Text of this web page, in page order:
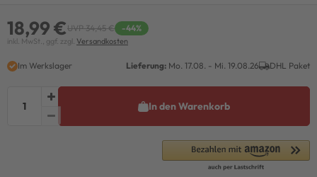
18,99 €UVP 34,45 € -44%
inkl. MwSt., ggf. zzgl. Versandkosten
Im Werkslager Lieferung: Mo. 17.08. - Mi. 19.08.26 DHL Paket
In den Warenkorb